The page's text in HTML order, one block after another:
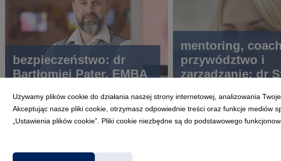
bezpieczeństwo: dr
Bartłomiej Pater, EMBA
mentoring,
przywództwo i
zarządzanie: dr
Używamy plików cookie do działania naszej strony internetowej, analizowania
Akceptując nasze pliki cookie, otrzymasz odpowiednie treści oraz funkcje mediów
„Ustawienia plików cookie”. Pliki cookie niezbędne są do podstawowego